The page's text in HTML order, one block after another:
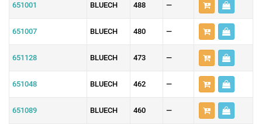
651001 BLUECH 488 —
651007 BLUECH 480 —
651128 BLUECH 473 —
651048 BLUECH 462 —
651089 BLUECH 460 —